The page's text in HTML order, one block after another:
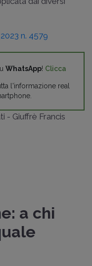
n. 4579
WhatsApp! Clicca
l'informazione real
- Giuffrè Francis
a chi